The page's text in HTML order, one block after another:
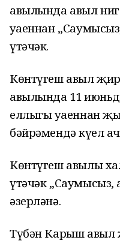
авылында авыл
уңаеннан
үтәчәк.
Көнтүгеш авыл
авылында 11
еллыгы уңаеннан
бәйрәмендә күңел
Көнтүгеш авылы
үтәчәк
әзерләнә.
Түбән Карыш авыл